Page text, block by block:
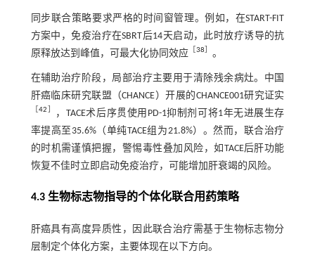
同步联合策略要求严格的时间窗管理。例如，在START-FIT
方案中，免疫治疗在SBRT后14天启动，此时放疗诱导的抗
原释放达到峰值，可最大化协同效应［38］ 。
在辅助治疗阶段，局部治疗主要用于清除残余病灶。中国
肝癌临床研究联盟（CHANCE）开展的CHANCE001研究证实
［42］
，TACE术后序贯使用PD-1抑制剂可将1年无进展生存
率提高至35.6%（单纯TACE组为21.8%）。然而，联合治疗
的时机需谨慎把握，警惕毒性叠加风险，如TACE后肝功能
恢复不佳时立即启动免疫治疗，可能增加肝衰竭的风险。
4.3 生物标志物指导的个体化联合用药策略
肝癌具有高度异质性，因此联合治疗需基于生物标志物分
层制定个体化方案，主要体现在以下方向。